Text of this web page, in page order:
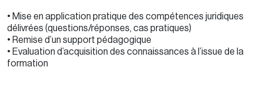
• Mise en application pratique des compétences juridiques
délivrées (questions/réponses, cas pratiques)
• Remise d’un support pédagogique
• Evaluation d’acquisition des connaissances à l’issue de la
formation